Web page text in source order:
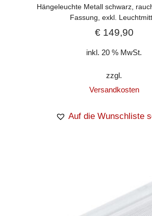
Hängeleuchte Metall schwarz,
Fassung, exkl.
€149,90
inkl. 20 % MwSt.
zzgl.
Versandkosten
Auf die Wunschliste